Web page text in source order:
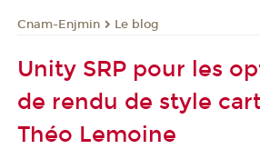
Cnam-Enjmin Le blog
Unity SRP pour les
de rendu de style
Théo Lemoine